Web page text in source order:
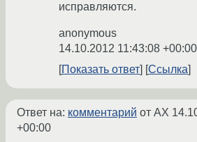
исправляются.
anonymous
14.10.2012 11:43:08 +00:00
Показать ответ
Ссылка
Ответ на: комментарий от AX
+00:00